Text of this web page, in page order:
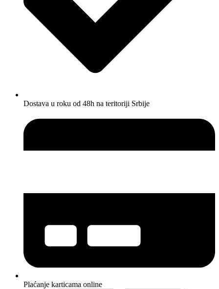
Dostava u roku od 48h na teritoriji Srbije
Plaćanje karticama online